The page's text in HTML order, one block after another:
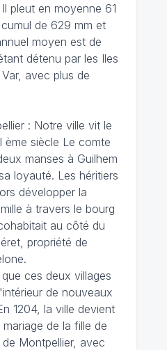
pleut en moyenne 61
de 629 mm et
moyen est de
détenu par les Iles
avec plus de
: Notre ville vit le
ème siècle Le comte
manses à Guilhem
loyauté. Les héritiers
développer la
à travers le bourg
au côté du
propriété de
que ces deux villages
de nouveaux
1204, la ville devient
de la fille de
Montpellier, avec